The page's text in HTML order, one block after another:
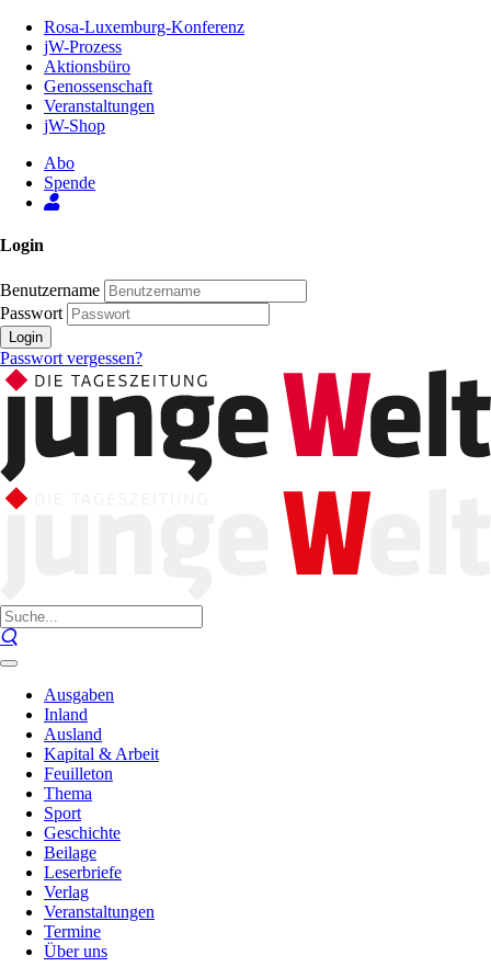
Inhalt
Seite
Rosa-Luxemburg-Konferenz
jW-Prozess
Aktionsbüro
Genossenschaft
Veranstaltungen
jW-Shop
Abo
Spende
Login
Benutzername
Passwort
Login
Passwort vergessen?
Ausgaben
Inland
Ausland
Kapital & Arbeit
Feuilleton
Thema
Sport
Geschichte
Beilage
Leserbriefe
Verlag
Veranstaltungen
Termine
Über uns